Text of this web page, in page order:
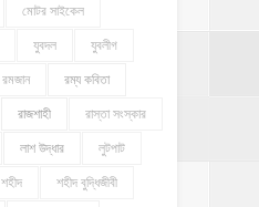
মোটর সাইকেল
যুবদল যুবলীগ
রমজান রম্য কবিতা
রাজশাহী রাস্তা সংস্কার
লাশ উদ্ধার লুটপাট
শহীদ শহীদ বুদ্ধিজীবী